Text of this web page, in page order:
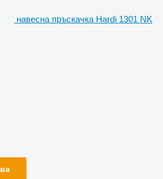
навесна пръскачка Hardi 1301 NK